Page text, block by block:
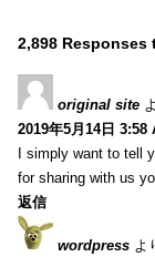
2,898 Responses
original site
2019年5月14日 3:58
I simply want to tell
for sharing with us
返信
wordpress よ